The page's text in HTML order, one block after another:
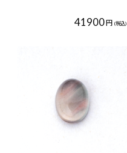
41900円 (税込)